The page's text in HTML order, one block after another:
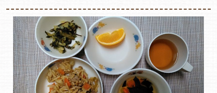
各保育園のご紹介
入園・見学の問い合わせ